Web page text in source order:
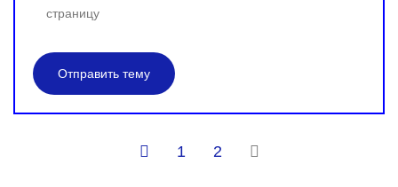
страницу
Отправить тему
1 2